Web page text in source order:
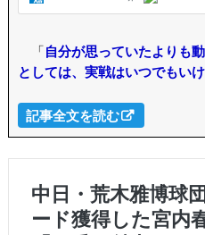
「自分が思っていたよりも
としては、実戦はいつでもい
記事全文を読む